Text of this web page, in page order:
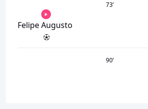
73’
Felipe Augusto
90’